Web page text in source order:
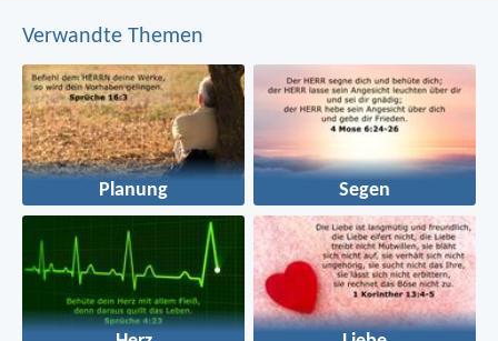
Verwandte Themen
Planung Segen